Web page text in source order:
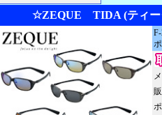
☆ZEQUE TIDA (ティー